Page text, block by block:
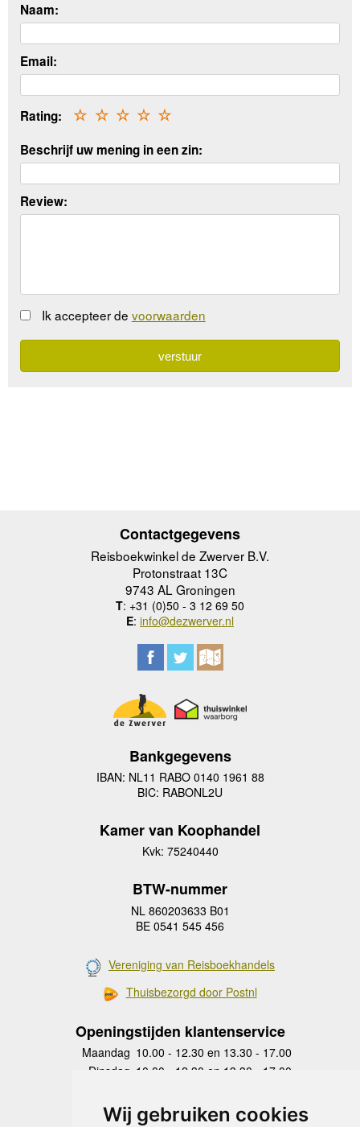
Wij gebruiken cookies
Naam:
Email:
Rating: ☆
☆
☆
☆
☆
Beschrijf uw mening in een zin:
Review:
Ik accepteer de voorwaarden
Contactgegevens
Reisboekwinkel de Zwerver B.V.
Protonstraat 13C
9743 AL Groningen
T: +31 (0)50 - 3 12 69 50
E: info@dezwerver.nl
Bankgegevens
IBAN: NL11 RABO 0140 1961 88
BIC: RABONL2U
Kamer van Koophandel
Kvk: 75240440
BTW-nummer
NL 860203633 B01
BE 0541 545 456
Vereniging van Reisboekhandels
Thuisbezorgd door Postnl
Openingstijden klantenservice
Maandag 10.00 - 12.30 en 13.30 - 17.00
Dinsdag 10.00 - 12.30 en 13.30 - 17.00
Donderdag
10.00 - 12.30 en 13.30 - 17.00